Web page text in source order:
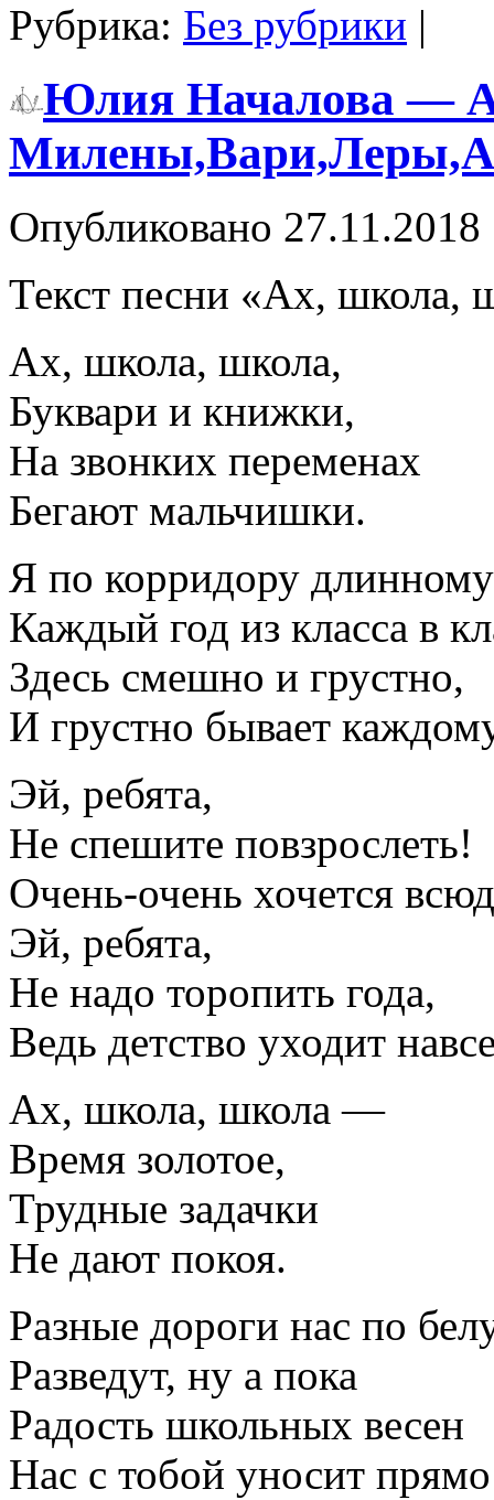
Рубрика: Без рубрики |
Юлия Началова —
Опубликовано 27.11.2018
Текст песни «Ах, школа,
Ах, школа, школа,
Буквари и книжки,
На звонких переменах
Бегают мальчишки.
Я по корридору
Каждый год из класса в
Здесь смешно и грустно,
И грустно бывает
Эй, ребята,
Не спешите повзрослеть!
Очень-очень хочется
Эй, ребята,
Не надо торопить года,
Ведь детство уходит
Ах, школа, школа —
Время золотое,
Трудные задачки
Не дают покоя.
Разные дороги нас по
Разведут, ну а пока
Радость школьных весен
Нас с тобой уносит